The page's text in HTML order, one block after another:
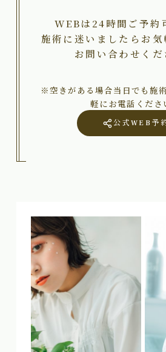
WEBは24時間ご予約
施術に迷いましたらお
お問い合わせくだ
※空きがある場合当日でも施
軽にお電話くださ
公式WEB予